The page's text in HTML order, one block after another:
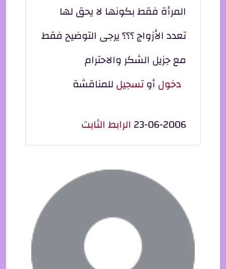
المرأة فقط بكونها لا يحق لها
تعدد الأزواج ؟؟؟ يرجى التوضيح فقط
مع جزيل الشكر والاحترام
دخولأوتسجيلللمناقشة
23-06-2006 الرابط الثابت